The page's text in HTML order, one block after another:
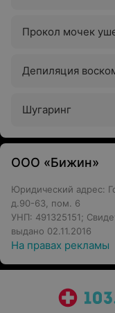
Прокол мочек
Депиляция
Шугаринг
ООО «Бижин»
Юридический адрес:
д.90-63, пом. 6
УНП: 491325151;
выдано 02.11.2016
На правах рекламы